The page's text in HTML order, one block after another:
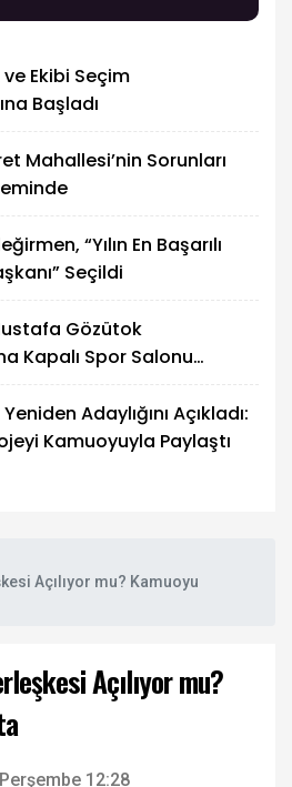
Ekibi Seçim
Başladı
Mahallesi’nin Sorunları
“Yılın En Başarılı
Seçildi
Gözütok
Kapalı Spor Salonu
Adaylığını Açıkladı:
Kamuoyuyla Paylaştı
Açılıyor mu? Kamuoyu
Açılıyor mu?
12:28